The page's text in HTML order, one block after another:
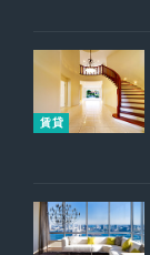
賃貸